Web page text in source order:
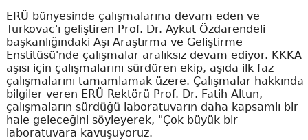
ERÜ bünyesinde çalışmalarına devam eden ve
Turkovac'ı geliştiren Prof. Dr. Aykut Özdarendeli
başkanlığındaki Aşı Araştırma ve Geliştirme
Enstitüsü'nde çalışmalar aralıksız devam ediyor. KKKA
aşısı için çalışmalarını sürdüren ekip, aşıda ilk faz
çalışmalarını tamamlamak üzere. Çalışmalar hakkında
bilgiler veren ERÜ Rektörü Prof. Dr. Fatih Altun,
çalışmaların sürdüğü laboratuvarın daha kapsamlı bir
hale geleceğini söyleyerek, "Çok büyük bir
laboratuvara kavuşuyoruz.